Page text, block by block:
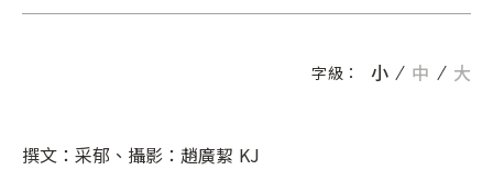
字級： 小 中 大
撰文：采郁、攝影：趙廣絜 KJ